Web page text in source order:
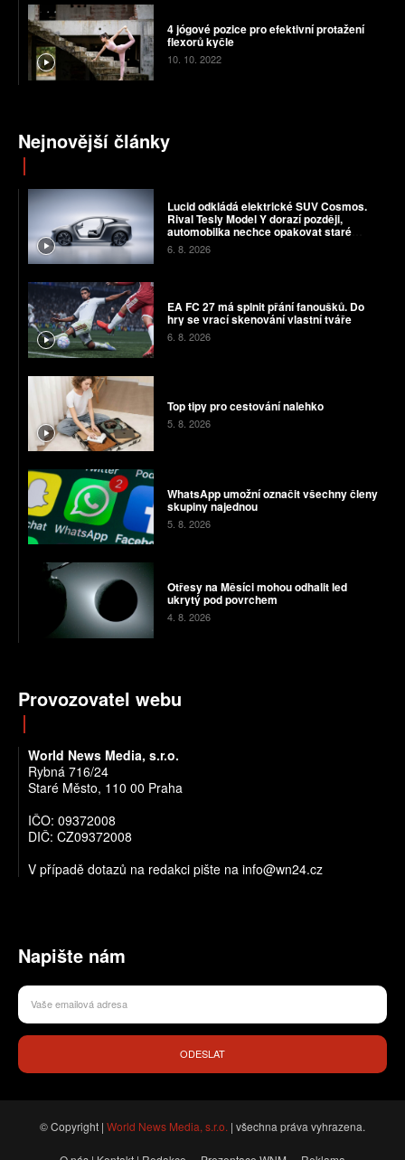
4 jógové pozice pro efektivní protažení
flexorů kyčle
10. 10. 2022
Nejnovější články
Lucid odkládá elektrické SUV Cosmos.
Rival Tesly Model Y dorazí později,
automobilka nechce opakovat staré
chyby
6. 8. 2026
EA FC 27 má splnit přání fanoušků. Do
hry se vrací skenování vlastní tváře
6. 8. 2026
Top tipy pro cestování nalehko
5. 8. 2026
WhatsApp umožní označit všechny členy
skupiny najednou
5. 8. 2026
Otřesy na Měsíci mohou odhalit led
ukrytý pod povrchem
4. 8. 2026
Provozovatel webu
World News Media, s.r.o.
Rybná 716/24
Staré Město, 110 00 Praha
IČO: 09372008
DIČ: CZ09372008
V případě dotazů na redakci pište na info@wn24.cz
Napište nám
ODESLAT
© Copyright | World News Media, s.r.o. | všechna práva vyhrazena.